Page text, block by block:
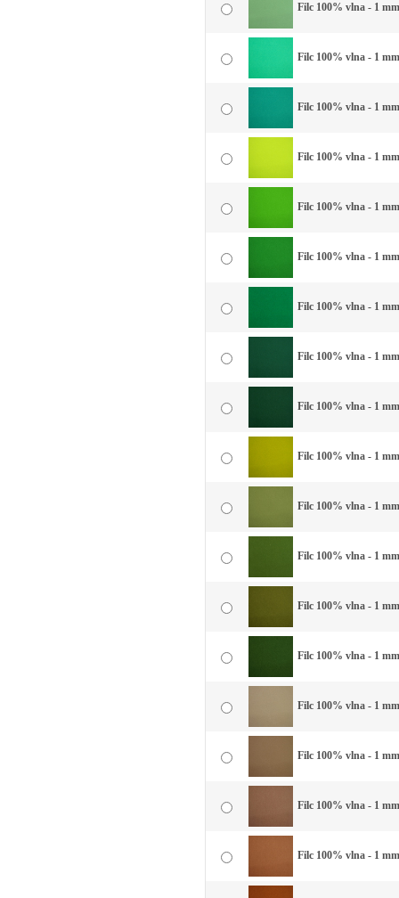
Filc 100% vlna - 1
Filc 100% vlna - 1
Filc 100% vlna - 1
Filc 100% vlna - 1
Filc 100% vlna - 1
Filc 100% vlna - 1
Filc 100% vlna - 1
Filc 100% vlna - 1
Filc 100% vlna - 1
Filc 100% vlna - 1
Filc 100% vlna - 1
Filc 100% vlna - 1
Filc 100% vlna - 1
Filc 100% vlna - 1
Filc 100% vlna - 1
Filc 100% vlna - 1
Filc 100% vlna - 1
Filc 100% vlna - 1